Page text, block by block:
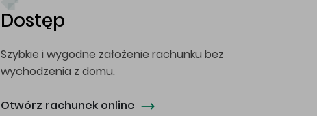
Dostęp
Szybkie i wygodne założenie rachunku bez
wychodzenia z domu.
Otwórz rachunek online